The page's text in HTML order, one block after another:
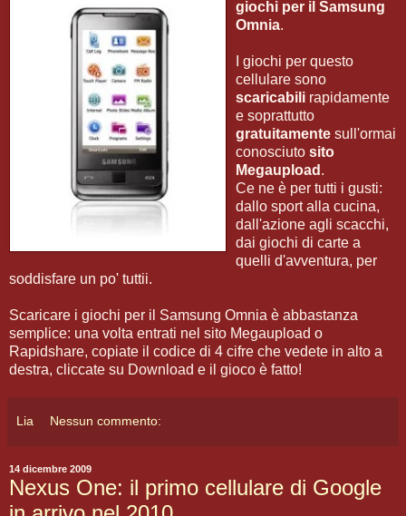
giochi per il Samsung
Omnia.
I giochi per questo
cellulare sono
scaricabili rapidamente
e soprattutto
gratuitamente sull'ormai
conosciuto sito
Megaupload .
Ce ne è per tutti i gusti:
dallo sport alla cucina,
dall'azione agli scacchi,
dai giochi di carte a
quelli d'avventura, per
soddisfare un po' tuttii.
Scaricare i giochi per il Samsung Omnia è abbastanza
semplice: una volta entrati nel sito Megaupload o
Rapidshare, copiate il codice di 4 cifre che vedete in alto a
destra, cliccate su Download e il gioco è fatto!
Lia Nessun commento:
14 dicembre 2009
Nexus One: il primo cellulare di Google